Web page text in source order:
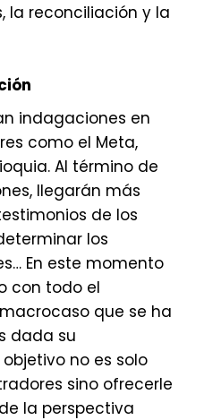
la reconciliación y la
indagaciones en
como el Meta,
Al término de
llegarán más
de los
los
En este momento
con todo el
que se ha
dada su
no es solo
sino ofrecerle
la perspectiva